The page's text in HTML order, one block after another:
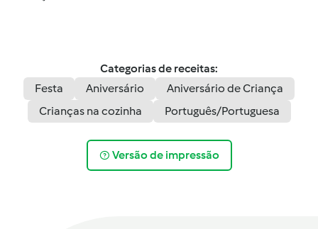
Categorias de receitas:
Festa
Aniversário
Aniversário de Criança
Crianças na cozinha
Português/Portuguesa
Versão de impressão